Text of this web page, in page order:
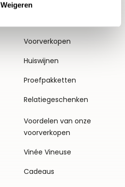
WeigerenThema's
Voorverkopen
Huiswijnen
Proefpakketten
Relatiegeschenken
Voordelen van onze
voorverkopen
Vinée Vineuse
Cadeaus